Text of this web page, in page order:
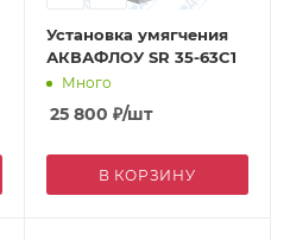
Установка умягчения
АКВАФЛОУ SR 35-63C1
Много
25 800 ₽/шт
В КОРЗИНУ